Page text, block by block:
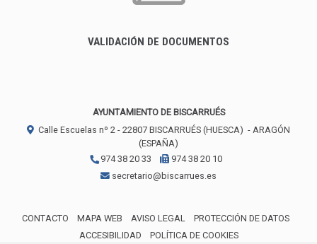
VALIDACIÓN DE DOCUMENTOS
AYUNTAMIENTO DE BISCARRUÉS
Calle Escuelas nº 2 - 22807 BISCARRUÉS (HUESCA) - ARAGÓN
(ESPAÑA)
974 38 20 33
974 38 20 10
secretario@biscarrues.es
CONTACTO MAPA WEB AVISO LEGAL
PROTECCIÓN DE DATOS
ACCESIBILIDAD
POLÍTICA DE COOKIES